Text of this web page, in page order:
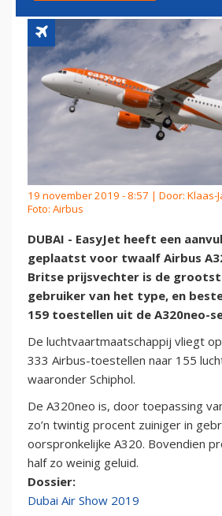
19 november 2019 - 8:57 | Door: Klaas-
Foto: Airbus
DUBAI - EasyJet heeft een
geplaatst voor twaalf Airbus
Britse prijsvechter is de
gebruiker van het type, en
159 toestellen uit de A320neo-
De luchtvaartmaatschappij vliegt
333 Airbus-toestellen naar 155
waaronder Schiphol.
De A320neo is, door toepassing
zo’n twintig procent zuiniger in
oorspronkelijke A320. Bovendien
half zo weinig geluid.
Dossier:
Dubai Air Show 2019